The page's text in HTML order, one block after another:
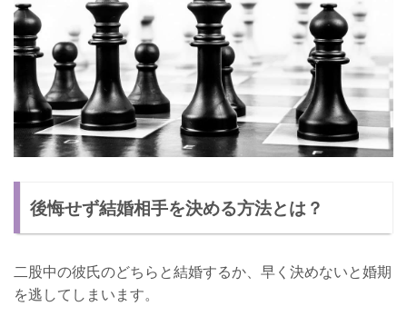
後悔せず結婚相手を決める方法とは？
二股中の彼氏のどちらと結婚するか、早く決めないと婚期
を逃してしまいます。